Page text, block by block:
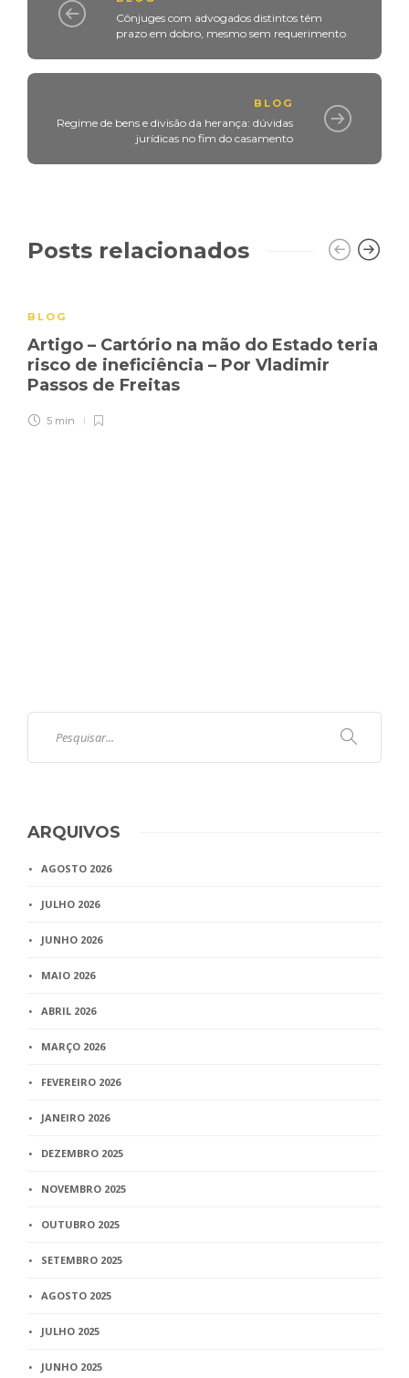
Cônjuges com advogados distintos têm
prazo em dobro, mesmo sem requerimento
BLOG
Regime de bens e divisão da herança: dúvidas
jurídicas no fim do casamento
Posts relacionados
BLOG
Artigo – Cartório na mão do Estado teria
risco de ineficiência – Por Vladimir
Passos de Freitas
5 min
ARQUIVOS
AGOSTO 2026
JULHO 2026
JUNHO 2026
MAIO 2026
ABRIL 2026
MARÇO 2026
FEVEREIRO 2026
JANEIRO 2026
DEZEMBRO 2025
NOVEMBRO 2025
OUTUBRO 2025
SETEMBRO 2025
AGOSTO 2025
JULHO 2025
JUNHO 2025